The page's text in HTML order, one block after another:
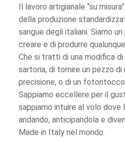
Il lavoro artigianale “su
della produzione
sangue degli italiani. Siamo
creare e di produrre
Che si tratti di una modifica
sartoria, di tornire un pezzo di
precisione, o di un
Sappiamo eccellere per il
sappiamo intuire al volo dove
andando, anticipandola e
Made in Italy nel mondo.